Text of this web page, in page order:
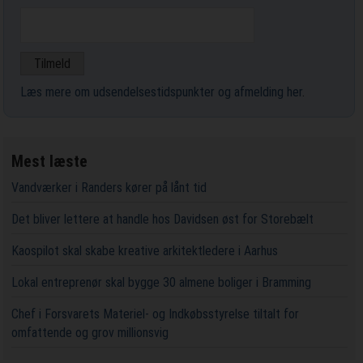
Læs mere om udsendelsestidspunkter og afmelding her.
Mest læste
Vandværker i Randers kører på lånt tid
Det bliver lettere at handle hos Davidsen øst for Storebælt
Kaospilot skal skabe kreative arkitektledere i Aarhus
Lokal entreprenør skal bygge 30 almene boliger i Bramming
Chef i Forsvarets Materiel- og Indkøbsstyrelse tiltalt for
omfattende og grov millionsvig